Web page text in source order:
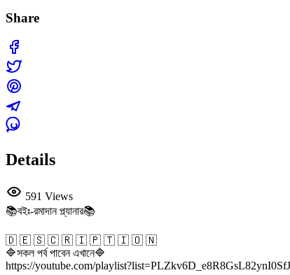
Share
Details
591 Views
📚বইঃ-রমাদান প্ল্যানার📚
🇩 🇪 🇸 🇨 🇷 🇮 🇵 🇹 🇮 🇴 🇳
🔷সকল পর্ব পাবেন এখানে🔷
https://youtube.com/